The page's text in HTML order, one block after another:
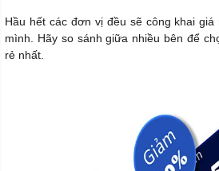
Hầu hết các đơn vị đều sẽ công khai
mình. Hãy so sánh giữa nhiều bên để
rẻ nhất.